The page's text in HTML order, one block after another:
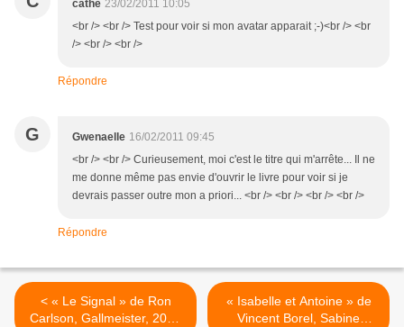
cathe 23/02/2011 10:05
<br /> <br /> Test pour voir si mon avatar apparait ;-)<br /> <br
/> <br /> <br />
Répondre
G Gwenaelle 16/02/2011 09:45
<br /> <br /> Curieusement, moi c'est le titre qui m'arrête... Il ne
me donne même pas envie d'ouvrir le livre pour voir si je
devrais passer outre mon a priori... <br /> <br /> <br /> <br />
Répondre
< « Le Signal » de Ron
Carlson, Gallmeister, 2009
« Isabelle et Antoine » de
Vincent Borel, Sabine